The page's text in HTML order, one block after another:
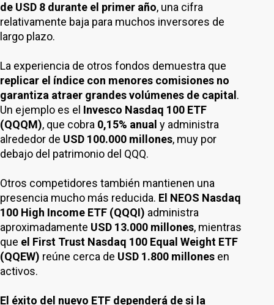
de USD 8 durante el primer año, una cifra
relativamente baja para muchos inversores de
largo plazo.
La experiencia de otros fondos demuestra que
replicar el índice con menores comisiones no
garantiza atraer grandes volúmenes de capital .
Un ejemplo es el Invesco Nasdaq 100 ETF
(QQQM), que cobra 0,15% anual y administra
alrededor de USD 100.000 millones, muy por
debajo del patrimonio del QQQ.
Otros competidores también mantienen una
presencia mucho más reducida. El NEOS Nasdaq
100 High Income ETF (QQQI) administra
aproximadamente USD 13.000 millones, mientras
que el First Trust Nasdaq 100 Equal Weight ETF
(QQEW) reúne cerca de USD 1.800 millones en
activos.
El éxito del nuevo ETF dependerá de si la